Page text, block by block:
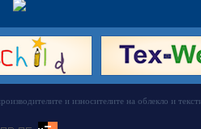
и износителите на облекло и